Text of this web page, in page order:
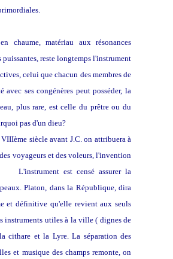
chaume, matériau aux résonances
puissantes, reste longtemps l'instrument
celui que chacun des membres de
avec ses congénères peut posséder, la
plus rare, est celle du prêtre ou du
pas d'un dieu?
siècle avant J.C. on attribuera à
des voyageurs et des voleurs, l'invention
L'instrument est censé assurer la
Platon, dans la République, dira
et définitive qu'elle revient aux seuls
instruments utiles à la ville ( dignes de
cithare et la Lyre. La séparation des
et musique des champs remonte, on